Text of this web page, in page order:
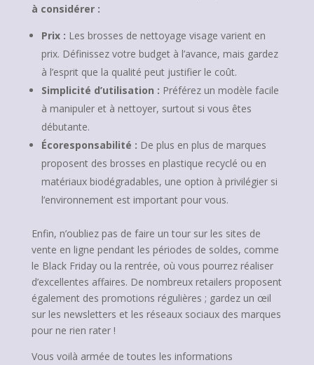
à considérer :
Prix : Les brosses de nettoyage visage varient en
prix. Définissez votre budget à l’avance, mais gardez
à l’esprit que la qualité peut justifier le coût.
Simplicité d’utilisation : Préférez un modèle facile
à manipuler et à nettoyer, surtout si vous êtes
débutante.
Écoresponsabilité : De plus en plus de marques
proposent des brosses en plastique recyclé ou en
matériaux biodégradables, une option à privilégier si
l’environnement est important pour vous.
Enfin, n’oubliez pas de faire un tour sur les sites de
vente en ligne pendant les périodes de soldes, comme
le Black Friday ou la rentrée, où vous pourrez réaliser
d’excellentes affaires. De nombreux retailers proposent
également des promotions régulières ; gardez un œil
sur les newsletters et les réseaux sociaux des marques
pour ne rien rater !
Vous voilà armée de toutes les informations